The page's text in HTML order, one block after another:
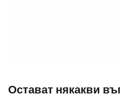
Остават някакви